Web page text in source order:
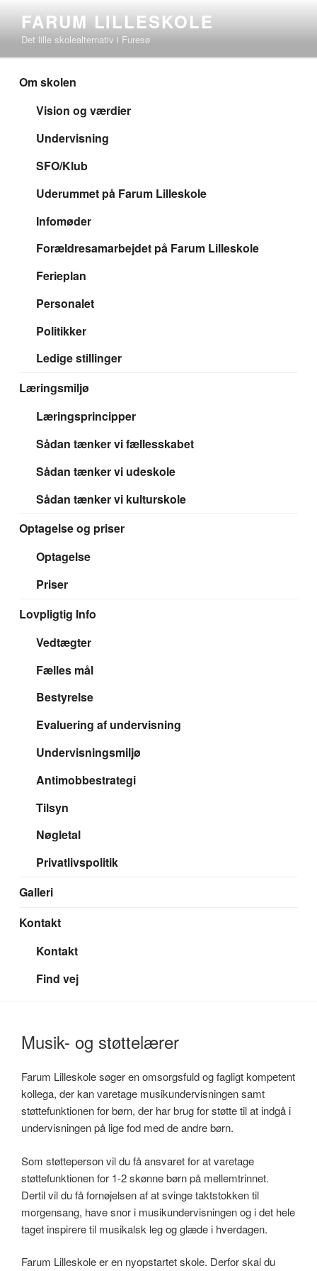
indhold
FARUM LILLESKOLE
Det lille skolealternativ i Furesø
Om skolen
Vision og værdier
Undervisning
SFO/Klub
Uderummet på Farum Lilleskole
Infomøder
Forældresamarbejdet på Farum Lilleskole
Ferieplan
Personalet
Politikker
Ledige stillinger
Læringsmiljø
Læringsprincipper
Sådan tænker vi fællesskabet
Sådan tænker vi udeskole
Sådan tænker vi kulturskole
Optagelse og priser
Optagelse
Priser
Lovpligtig Info
Vedtægter
Fælles mål
Bestyrelse
Evaluering af undervisning
Undervisningsmiljø
Antimobbestrategi
Tilsyn
Nøgletal
Privatlivspolitik
Galleri
Kontakt
Kontakt
Find vej
Musik- og støttelærer
Farum Lilleskole søger en omsorgsfuld og fagligt kompetent
kollega, der kan varetage musikundervisningen samt
støttefunktionen for børn, der har brug for støtte til at indgå i
undervisningen på lige fod med de andre børn.
Som støtteperson vil du få ansvaret for at varetage
støttefunktionen for 1-2 skønne børn på mellemtrinnet.
Dertil vil du få fornøjelsen af at svinge taktstokken til
morgensang, have snor i musikundervisningen og i det hele
taget inspirere til musikalsk leg og glæde i hverdagen.
Farum Lilleskole er en nyopstartet skole. Derfor skal du